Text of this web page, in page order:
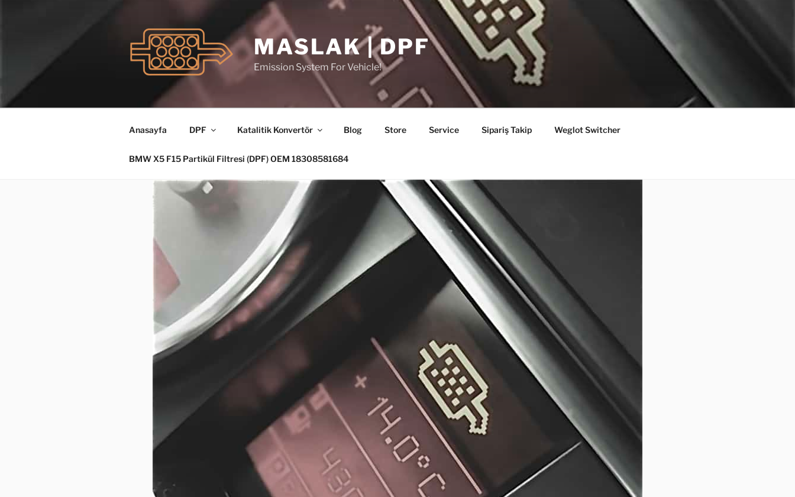
MASLAK | DPF
Emission System For Vehicle!
Anasayfa DPF Katalitik Konvertör Blog Store Service Sipariş Takip Weglot Switcher
BMW X5 F15 Partikül Filtresi (DPF) OEM 18308581684